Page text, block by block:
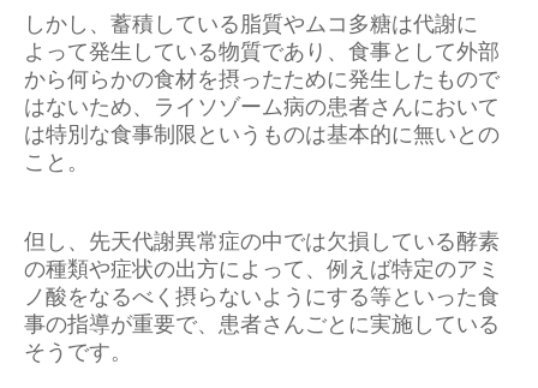
しかし、蓄積している脂質やムコ多糖は代謝に
よって発生している物質であり、食事として外部
から何らかの食材を摂ったために発生したもので
はないため、ライソゾーム病の患者さんにおいて
は特別な食事制限というものは基本的に無いとの
こと。
但し、先天代謝異常症の中では欠損している酵素
の種類や症状の出方によって、例えば特定のアミ
ノ酸をなるべく摂らないようにする等といった食
事の指導が重要で、患者さんごとに実施している
そうです。